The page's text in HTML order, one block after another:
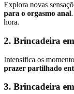
Explora novas
para o orgasmo anal
hora.
2. Brincadeira
Intensifica os
prazer partilhado
3. Brincadeira